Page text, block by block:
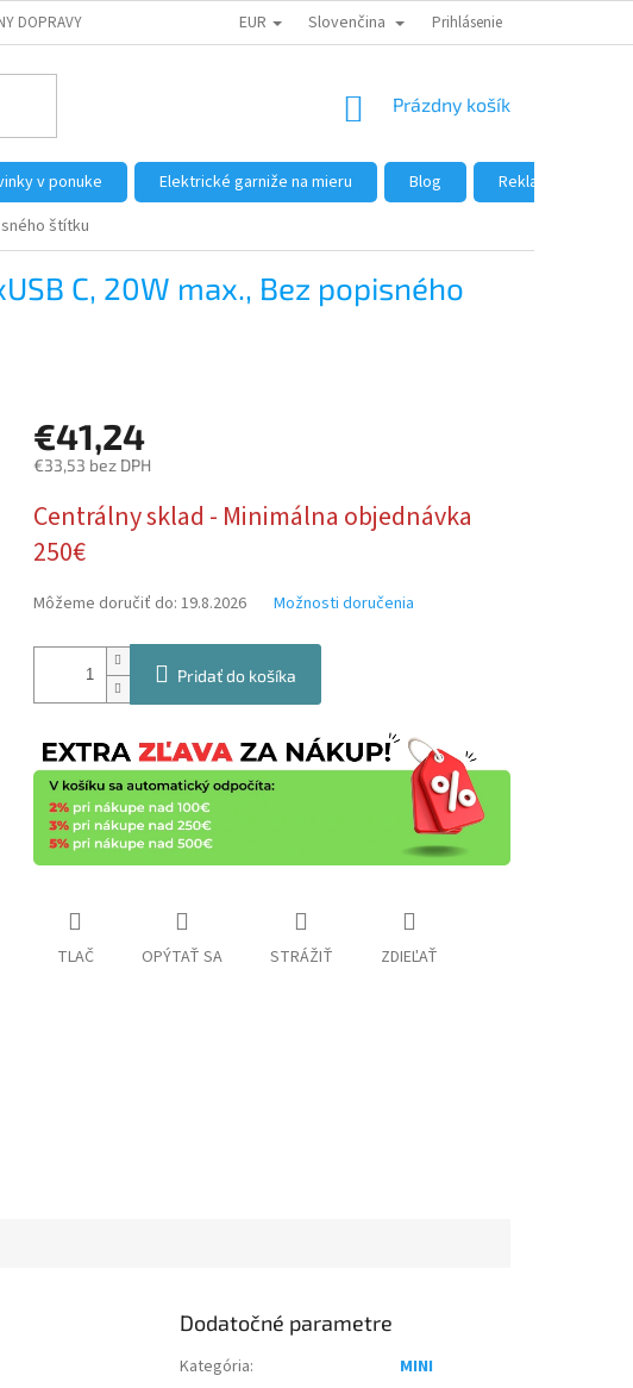
DOPRAVY DÔVODY NÁKUPU U NÁS AKO NAKUPOVAŤ VEĽKOOBCHOD
EUR Slovenčina Prihlásenie
NÁKUPNÝ
Prázdny košík
v ponuke Elektrické garniže na mieru Blog
Reklamácie a
štítku
C, 20W max., Bez popisného
€41,24
€33,53 bez DPH
cena:
Centrálny sklad - Minimálna objednávka
250€
Môžeme doručiť do: 19.8.2026 Možnosti doručenia
Pridať do košíka
TLAČ OPÝTAŤ SA STRÁŽIŤ ZDIEĽAŤ
Dodatočné parametre
Kategória:
MINI